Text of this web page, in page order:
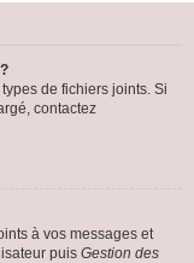
de fichiers joints. Si
contactez
à vos messages et
puis Gestion des